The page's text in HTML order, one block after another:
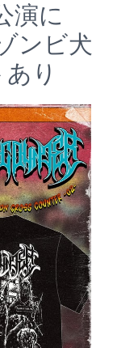
演に
ンビ犬
り